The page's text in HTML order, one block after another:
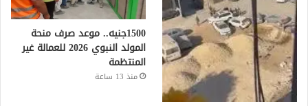
1500جنيه.. موعد صرف منحة
المولد النبوي 2026 للعمالة غير
المنتظمة
منذ 13 ساعة